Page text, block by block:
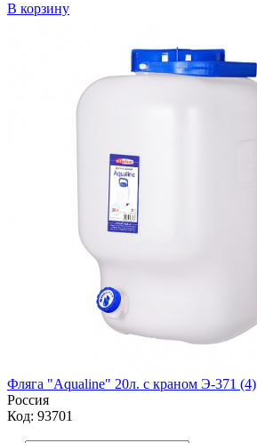
В корзину
Фляга "Aqualine" 20л. с краном Э-371 (4)
Россия
Код: 93701